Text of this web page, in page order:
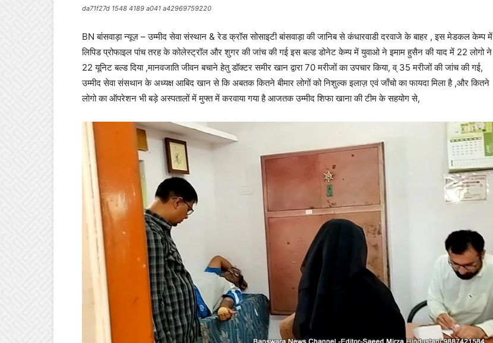
da71f27d 1548 4189 a041 a42969759220
BN बांसवाड़ा न्यूज़ – उम्मीद सेवा संस्थान & रेड क्रॉस सोसाइटी बांसवाड़ा की जानिब से कंधारवाडी दरवाजे के बाहर , इस मेडकल केम्प में
लिपिड प्रोफाइल पांच तरह के कोलेस्ट्रॉल और शुगर की जांच की गई इस बल्ड डोनेट केम्प में युवाओ ने इमाम हुसैन की याद में 22 लोगो ने
22 यूनिट बल्ड दिया ,मानवजाति जीवन बचाने हेतु डॉक्टर समीर खान द्वारा 70 मरीजों का उपचार किया, व् 35 मरीजों की जांच की गई,
उम्मीद सेवा संसथान के अध्यक्ष आबिद खान से कि अबतक कितने बीमार लोगों को निशुल्क इलाज़ एवं जाँचो का फायदा मिला है ,और कितने
लोगो का ऑपरेशन भी बड़े अस्पतालों में मुफ्त में करवाया गया है आजतक उम्मीद शिफा खाना की टीम के सहयोग से,